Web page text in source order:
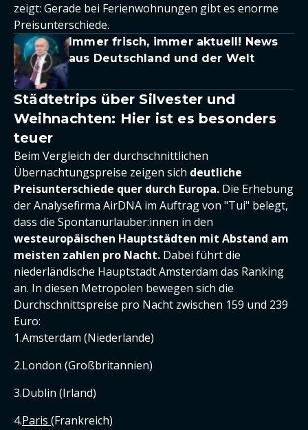
zeigt: Gerade bei Ferienwohnungen gibt es enorme
Preisunterschiede.
Immer frisch, immer aktuell! News
aus Deutschland und der Welt
Städtetrips über Silvester und
Weihnachten: Hier ist es besonders
teuer
Beim Vergleich der durchschnittlichen
Übernachtungspreise zeigen sich deutliche
Preisunterschiede quer durch Europa. Die Erhebung
der Analysefirma AirDNA im Auftrag von "Tui" belegt,
dass die Spontanurlauber:innen in den
westeuropäischen Hauptstädten mit Abstand am
meisten zahlen pro Nacht. Dabei führt die
niederländische Hauptstadt Amsterdam das Ranking
an. In diesen Metropolen bewegen sich die
Durchschnittspreise pro Nacht zwischen 159 und 239
Euro:
Amsterdam (Niederlande)
London (Großbritannien)
Dublin (Irland)
Paris (Frankreich)